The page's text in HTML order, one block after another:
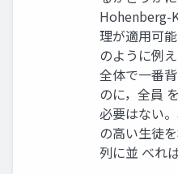
Hohenberg-
理が適用可
のように例
全体で一番
のに，全員
必要はない
の高い生徒
列に並 べれ